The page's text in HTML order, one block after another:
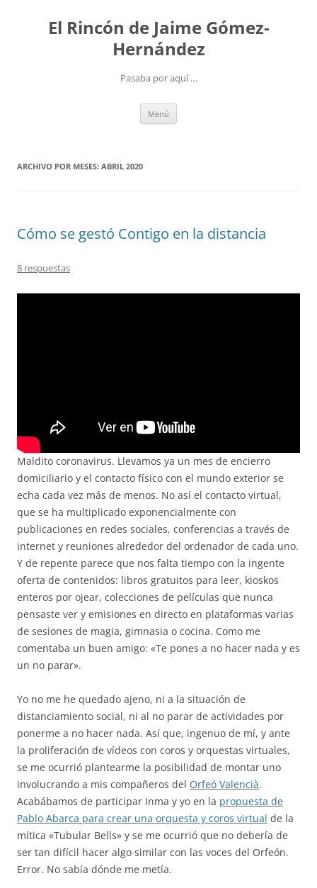
contenidoEl Rincón de Jaime Gómez-
Hernández
Pasaba por aquí …
Menú
ARCHIVO POR MESES: ABRIL 2020
Cómo se gestó Contigo en la distancia
8 respuestas
Maldito coronavirus. Llevamos ya un mes de encierro
domiciliario y el contacto físico con el mundo exterior se
echa cada vez más de menos. No así el contacto virtual,
que se ha multiplicado exponencialmente con
publicaciones en redes sociales, conferencias a través de
internet y reuniones alrededor del ordenador de cada uno.
Y de repente parece que nos falta tiempo con la ingente
oferta de contenidos: libros gratuitos para leer, kioskos
enteros por ojear, colecciones de películas que nunca
pensaste ver y emisiones en directo en plataformas varias
de sesiones de magia, gimnasia o cocina. Como me
comentaba un buen amigo: «Te pones a no hacer nada y es
un no parar».
Yo no me he quedado ajeno, ni a la situación de
distanciamiento social, ni al no parar de actividades por
ponerme a no hacer nada. Así que, ingenuo de mí, y ante
la proliferación de vídeos con coros y orquestas virtuales,
se me ocurrió plantearme la posibilidad de montar uno
involucrando a mis compañeros del Orfeó Valencià.
Acabábamos de participar Inma y yo en la propuesta de
Pablo Abarca para crear una orquesta y coros virtual de la
mítica «Tubular Bells» y se me ocurrió que no debería de
ser tan difícil hacer algo similar con las voces del Orfeón.
Error. No sabía dónde me metía.